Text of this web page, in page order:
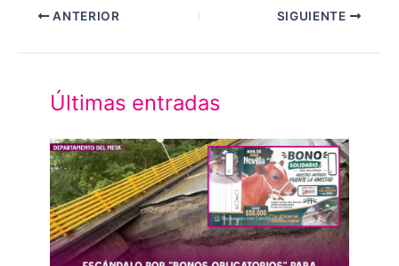
ANTERIOR SIGUIENTE
Últimas entradas